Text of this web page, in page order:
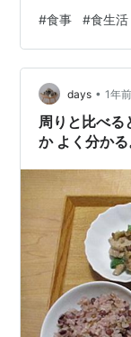
意してからだ
なか難しかっ
料の種類も分
い そんな所か
段々と慣れて
でに成長した
#食事 #食生活
days • 1年前
周りと比べる
か よく分かる